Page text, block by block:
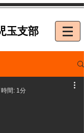
玉支部
間: 1分